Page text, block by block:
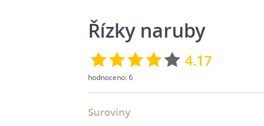
Řízky naruby
4.17
hodnoceno:6
Suroviny